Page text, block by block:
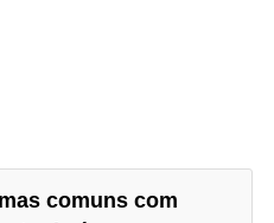
comuns com